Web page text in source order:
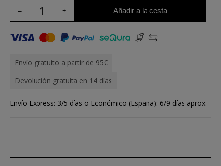
Añadir a la cesta
Envío gratuito a partir de 95€
Devolución gratuita en 14 días
Envío Express: 3/5 días o Económico (España): 6/9 días aprox.